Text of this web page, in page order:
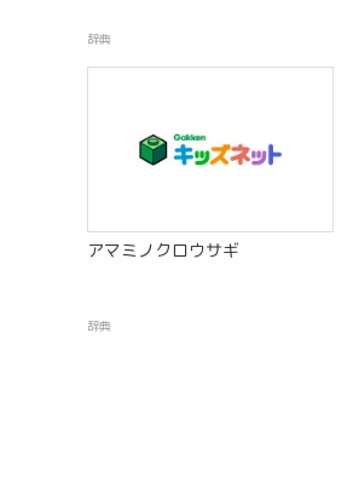
辞典
アマミノクロウサギ
辞典